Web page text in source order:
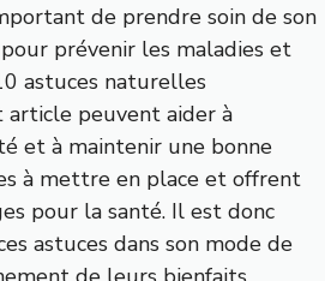
de prendre soin de son
prévenir les maladies et
astuces naturelles
article peuvent aider à
et à maintenir une bonne
à mettre en place et offrent
pour la santé. Il est donc
astuces dans son mode de